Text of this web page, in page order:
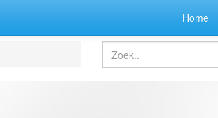
Home